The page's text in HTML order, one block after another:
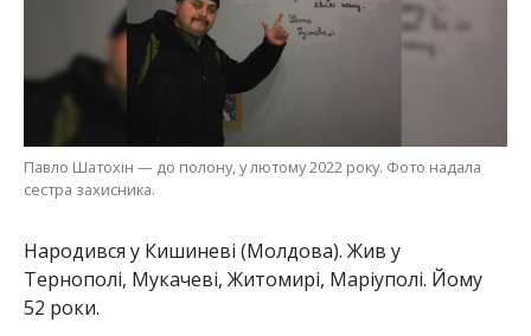
Павло Шатохін — до полону, у лютому 2022 року. Фото надала
сестра захисника.
Народився у Кишиневі (Молдова). Жив у
Тернополі, Мукачеві, Житомирі, Маріуполі. Йому
52 роки.